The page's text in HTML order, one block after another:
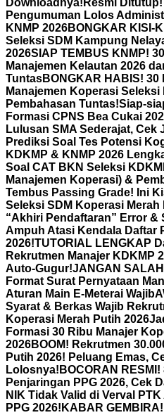
Downloadnya! Resmi
Pengumuman Lolos
KNMP 2026BONGKAR KISI-
Seleksi SDM Kampung
2026SIAP TEMBUS KNMP!
Manajemen Kelautan 2026
TuntasBONGKAR HABIS!
Manajemen Koperasi Seleksi
Pembahasan Tuntas!Siap-
Formasi CPNS Bea Cukai
Lulusan SMA Sederajat, Cek
Prediksi Soal Tes Potensi
KDKMP & KNMP 2026
Soal CAT BKN Seleksi
Manajemen Koperasi) &
Tembus Passing Grade! Ini
Seleksi SDM Koperasi Merah
“Akhiri Pendaftaran” Error &
Ampuh Atasi Kendala Daftar
2026!TUTORIAL LENGKAP
Rekrutmen Manajer KDKMP
Auto-Gugur!JANGAN
Format Surat Pernyataan
Aturan Main E-Meterai Wajib
Syarat & Berkas Wajib
Koperasi Merah Putih 2026
Formasi 30 Ribu Manajer
2026BOOM! Rekrutmen
Putih 2026! Peluang Emas,
Lolosnya! BOCORAN
Penjaringan PPG 2026, Cek
NIK Tidak Valid di Verval
PPG 2026! KABAR